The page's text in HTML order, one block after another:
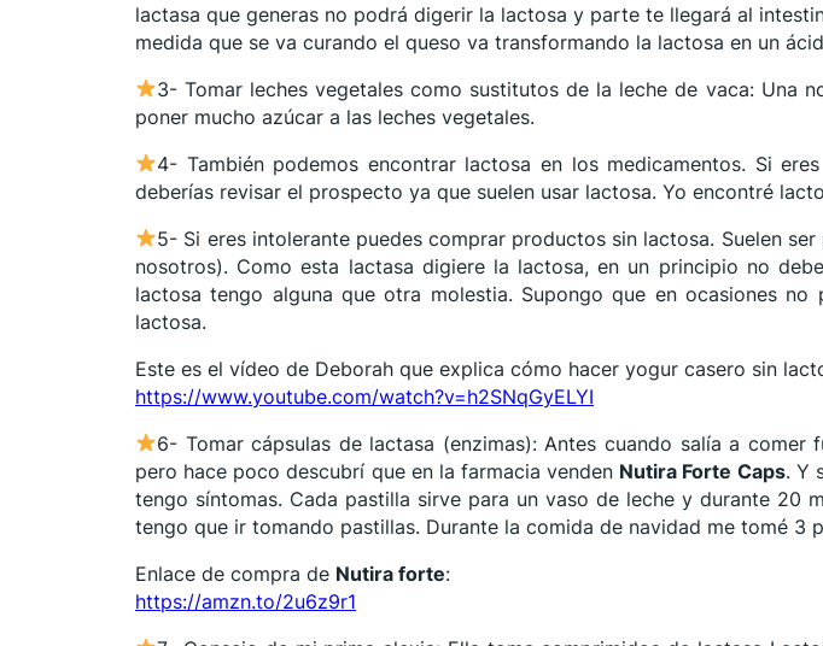
lactasa que generas no podrá digerir la lactosa y parte te llegará al
medida que se va curando el queso va transformando la lactosa en un
3- Tomar leches vegetales como sustitutos de la leche de vaca: Una
poner mucho azúcar a las leches vegetales.
4- También podemos encontrar lactosa en los medicamentos. Si
deberías revisar el prospecto ya que suelen usar lactosa. Yo encontré
5- Si eres intolerante puedes comprar productos sin lactosa. Suelen
nosotros). Como esta lactasa digiere la lactosa, en un principio no
lactosa tengo alguna que otra molestia. Supongo que en ocasiones
lactosa.
Este es el vídeo de Deborah que explica cómo hacer yogur casero sin
https://www.youtube.com/watch?v=h2SNqGyELYI
6- Tomar cápsulas de lactasa (enzimas): Antes cuando salía a
pero hace poco descubrí que en la farmacia venden Nutira Forte Caps. Y
tengo síntomas. Cada pastilla sirve para un vaso de leche y durante 20
tengo que ir tomando pastillas. Durante la comida de navidad me tomé 3
Enlace de compra de Nutira forte:
https://amzn.to/2u6z9r1